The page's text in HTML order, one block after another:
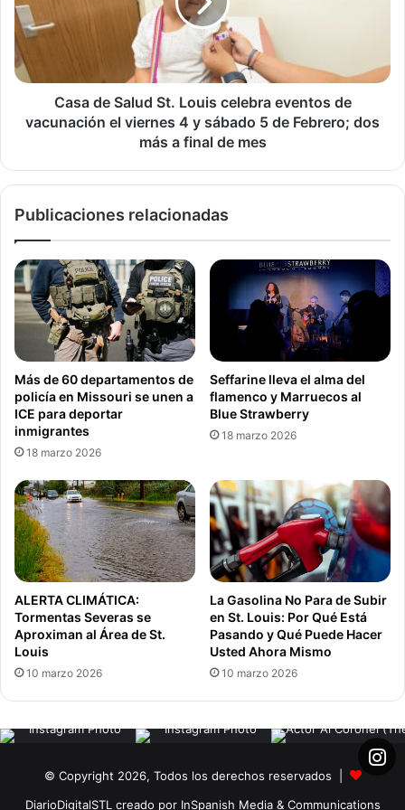
Forest Park
Memorial al Soldado de St. Louis
Museo de Arte de St. Louis
Museo de Historia de Missouri St. Louis
St. Louis Ciudad Turismo
Louis
celebra
eventos
de
vacunación
viernes
sábado
de
más
a
final
de
mes
Casa de Salud St. Louis celebra eventos de
vacunación el viernes 4 y sábado 5 de Febrero; dos
más a final de mes
Publicaciones relacionadas
Más de 60 departamentos de
policía en Missouri se unen a
ICE para deportar
inmigrantes
18 marzo 2026
Seffarine lleva el alma del
flamenco y Marruecos al
Blue Strawberry
18 marzo 2026
ALERTA CLIMÁTICA:
Tormentas Severas se
Aproximan al Área de St.
Louis
10 marzo 2026
La Gasolina No Para de Subir
en St. Louis: Por Qué Está
Pasando y Qué Puede Hacer
Usted Ahora Mismo
10 marzo 2026
© Copyright 2026, Todos los derechos reservados |
DiarioDigitalSTL creado por InSpanish Media & Communications